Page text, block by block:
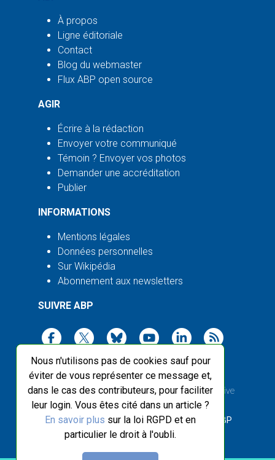
Nous n'utilisons pas de cookies sauf pour
éviter de vous représenter ce message et,
dans le cas des contributeurs, pour faciliter
leur login. Vous êtes cité dans un article ?
En savoir plus sur la loi RGPD et en
particulier le droit à l'oubli.
À propos
Ligne éditoriale
Contact
Blog du webmaster
Flux ABP open source
AGIR
Écrire à la rédaction
Envoyer votre communiqué
Témoin ? Envoyer vos photos
Demander une accréditation
Publier
INFORMATIONS
Mentions légales
Données personnelles
Sur Wikipédia
Abonnement aux newsletters
SUIVRE ABP
2003-2026 ©Agence Bretagne Presse, sauf Creative
Commons
Front-end design :Breizhek Studio , Back-end : ABP